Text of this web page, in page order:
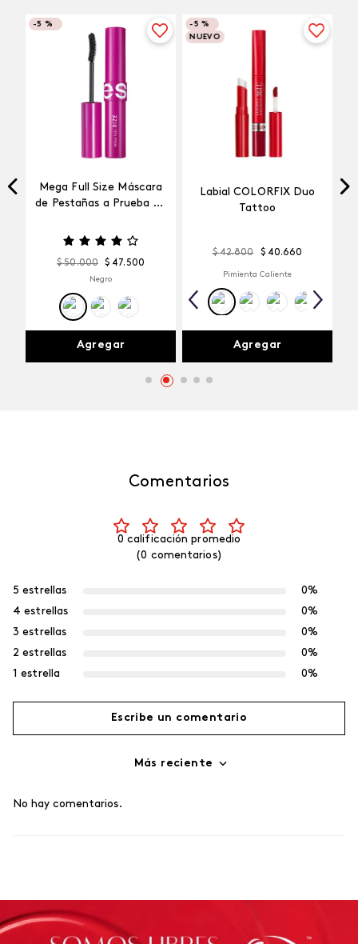
-5 %
Mega Full Size Máscara
de Pestañas a Prueba de
$ 50.000 $ 47. 500
Negro
Agregar
-5 %
NUEVO
Labial COLORFIX Duo
Tattoo
$ 42.800 $ 40.660
Pimienta Caliente
Agregar
Comentarios
0 calificación promedio
(0 comentarios)
5 estrellas
0%
4 estrellas
0%
3 estrellas
0%
2 estrellas
0%
1 estrella
0%
Escribe un comentario
Título
Tu nombre
Más reciente
No hay comentarios.